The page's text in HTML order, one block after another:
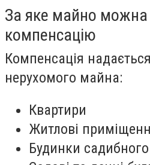
За яке майно
компенсацію
Компенсація
нерухомого майна:
Квартири
Житлові
Будинки